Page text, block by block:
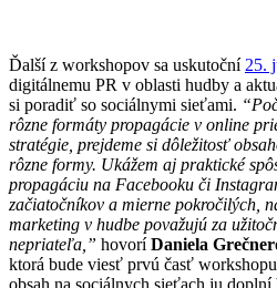
Ďalší z workshopov sa uskutoční 25.
digitálnemu PR v oblasti hudby a
si poradiť so sociálnymi sieťami.
rôzne formáty propagácie v online
stratégie, prejdeme si dôležitosť
rôzne formy. Ukážem aj praktické
propagáciu na Facebooku či
začiatočníkov a mierne pokročilých,
marketing v hudbe považujú za
nepriateľa,” hovoríDaniela
ktorá bude viesť prvú časť
obsah na sociálnych sieťach ju doplní